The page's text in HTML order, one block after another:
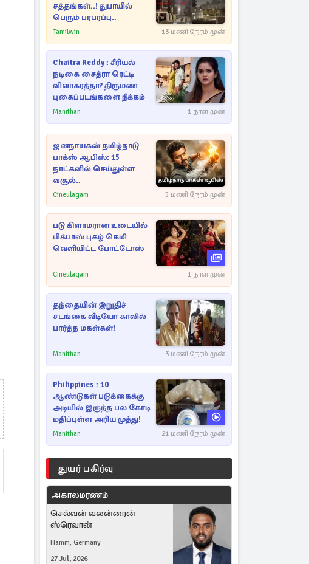
சத்தங்கள்..! துபாயில்
பெரும் பரபரப்பு..
Tamilwin 13 மணி நேரம் முன்
Chaitra Reddy : சீரியல்
நடிகை சைத்ரா ரெட்டி
விவாகரத்தா? திருமண
புகைப்படங்களை நீக்கம்
Manithan 1 நாள் முன்
ஜனநாயகன் தமிழ்நாடு
பாக்ஸ் ஆபிஸ்: 15
நாட்களில் செய்துள்ள
வசூல்..
Cineulagam 5 மணி நேரம் முன்
படு கிளாமரான உடையில்
பிக்பாஸ் புகழ் கெமி
வெளியிட்ட போட்டோஸ்
Cineulagam 1 நாள் முன்
தந்தையின் இறுதிச்
சடங்கை வீடியோ காலில்
பார்த்த மகள்கள்!
Manithan 3 மணி நேரம் முன்
Philippines : 10
ஆண்டுகள் படுக்கைக்கு
அடியில் இருந்த பல கோடி
மதிப்புள்ள அரிய முத்து!
Manithan 21 மணி நேரம் முன்
துயர் பகிர்வு
அகாலமரணம்
செல்வன் வலன்ரைன்
ஸ்ரெவான்
Hamm, Germany
27 Jul, 2026